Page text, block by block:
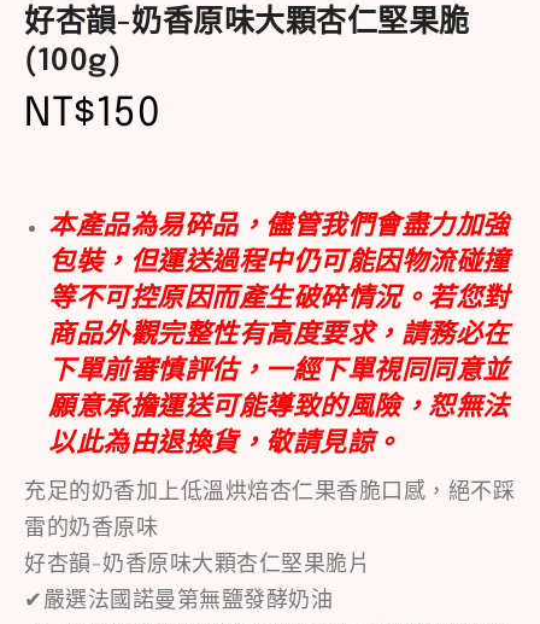
好杏韻-奶香原味大顆杏仁堅果脆
(100g)
NT$150
本產品為易碎品，儘管我們會盡力加強
包裝，但運送過程中仍可能因物流碰撞
等不可控原因而產生破碎情況。若您對
商品外觀完整性有高度要求，請務必在
下單前審慎評估，一經下單視同同意並
願意承擔運送可能導致的風險，恕無法
以此為由退換貨，敬請見諒。
充足的奶香加上低溫烘焙杏仁果香脆口感，絕不踩
雷的奶香原味
好杏韻-奶香原味大顆杏仁堅果脆片
✔嚴選法國諾曼第無鹽發酵奶油